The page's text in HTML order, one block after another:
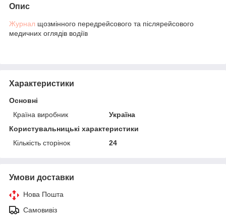
Опис
Журнал щозмінного передрейсового та післярейсового
медичних оглядів водіїв
Характеристики
Основні
Країна виробник
Україна
Користувальницькі характеристики
Кількість сторінок
24
Умови доставки
Нова Пошта
Самовивіз